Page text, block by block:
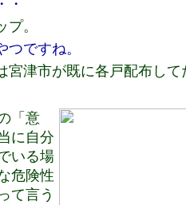
・
。
つですね。
宮津市が既に各戸配布し
「意
に自分
いる場
危険性
て言う